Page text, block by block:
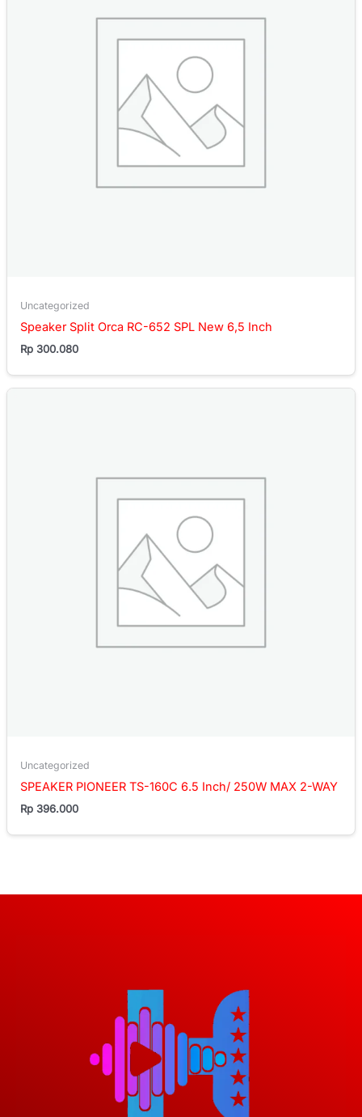
Uncategorized
Speaker Split Orca RC-652 SPL New 6,5 Inch
Rp 300.080
Uncategorized
SPEAKER PIONEER TS-160C 6.5 Inch/ 250W MAX 2-WAY
Rp 396.000